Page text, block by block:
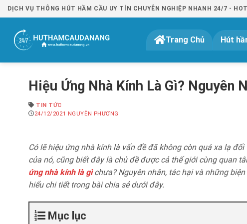
Bỏ
qua
dung
DỊCH VỤ THÔNG HÚT HẦM CẦU UY TÍN CHUYÊN NGHIỆP NHANH 24/7 -
Trang Chủ Hút
Hiệu Ứng Nhà Kính Là Gì? Nguyên
TIN TỨC
24/12/2021
NGUYÊN PHƯƠNG
Có lẽ hiệu ứng nhà kính là vấn đề đã không còn quá xa lạ
của nó, cũng biết đây là chủ đề được cả thế giới cùng quan
ứng nhà kính là gìchưa? Nguyên nhân, tác hại và những
hiểu chi tiết trong bài chia sẻ dưới đây.
Mục lục